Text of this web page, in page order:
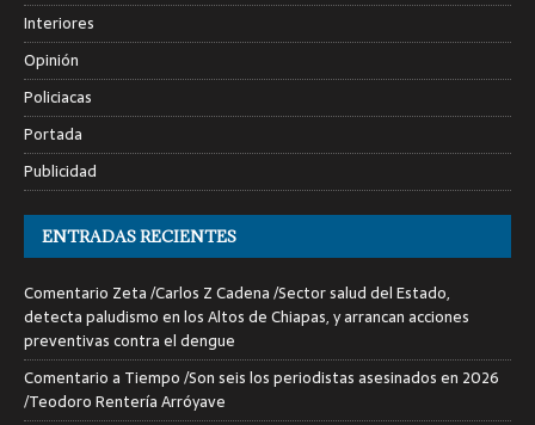
Interiores
Opinión
Policiacas
Portada
Publicidad
ENTRADAS RECIENTES
Comentario Zeta /Carlos Z Cadena /Sector salud del Estado,
detecta paludismo en los Altos de Chiapas, y arrancan acciones
preventivas contra el dengue
Comentario a Tiempo /Son seis los periodistas asesinados en 2026
/Teodoro Rentería Arróyave